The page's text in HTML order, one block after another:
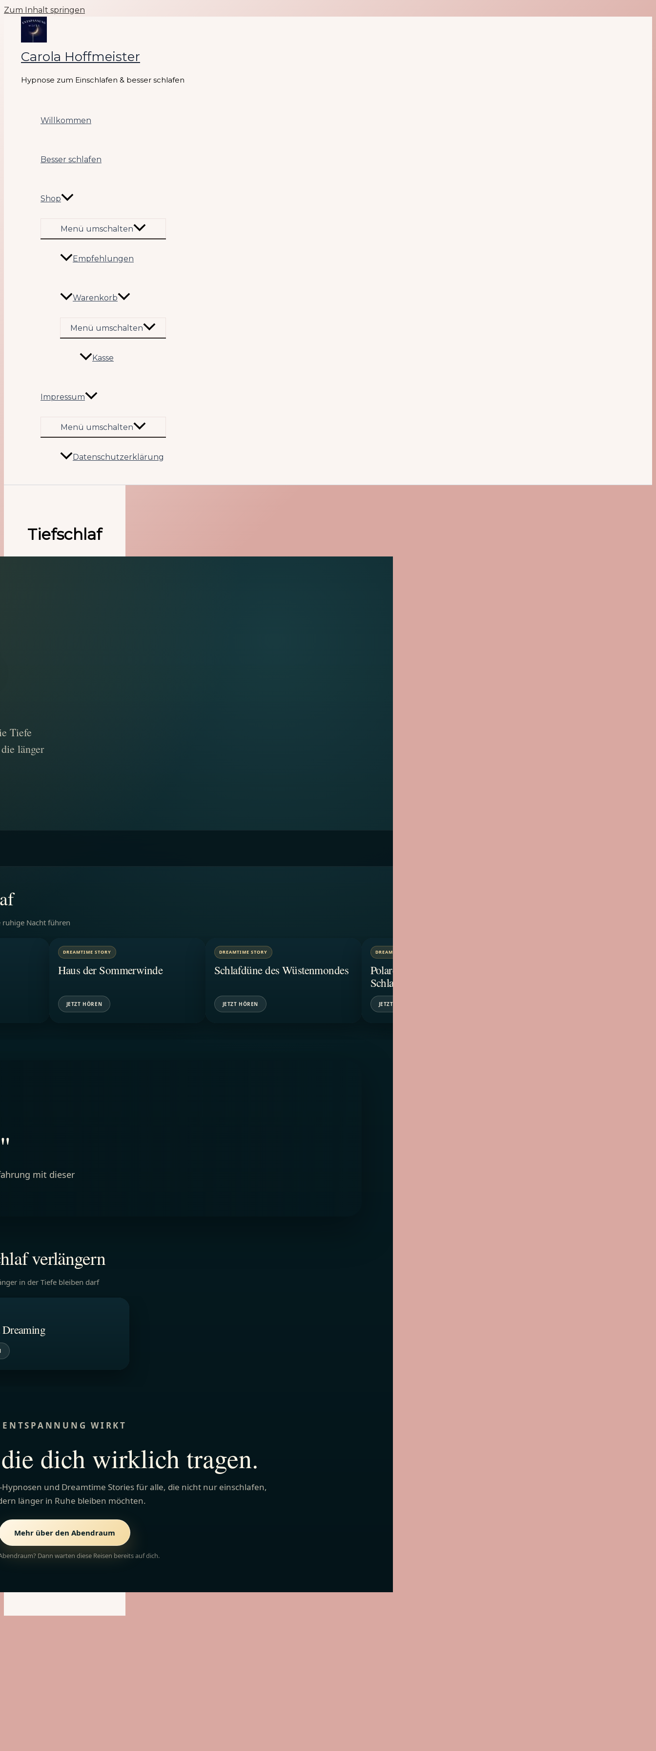
Zum Inhalt springen
Carola Hoffmeister
Hypnose zum Einschlafen & besser schlafen
Willkommen
Besser schlafen
Shop
Menü umschalten
Empfehlungen
Warenkorb
Menü umschalten
Kasse
Impressum
Menü umschalten
Datenschutzerklärung
Tiefschlaf
Tiefe
länger
ruhige Nacht führen
DREAMTIME STORY
Haus der Sommerwinde
JETZT HÖREN
DREAMTIME STORY
Schlafdüne des Wüstenmondes
JETZT HÖREN
DREAMTIME STORY
Polarexpress zum Planeten des
Schlafs
JETZT HÖREN
mit dieser
verlängern
in der Tiefe bleiben darf
Dreaming
ENTSPANNUNG WIRKT
dich wirklich tragen.
und Dreamtime Stories für alle, die nicht nur einschlafen,
länger in Ruhe bleiben möchten.
Mehr über den Abendraum
Dann warten diese Reisen bereits auf dich.